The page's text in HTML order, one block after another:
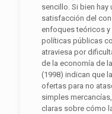
sencillo. Si bien hay
satisfacción del
enfoques teóricos
políticas públicas
atraviesa por
de la economía de
(1998) indican que
ofertas para no
simples
claras sobre cómo